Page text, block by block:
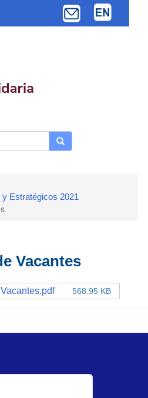
Buscar
Estratégicos 2021
Vacantes
568.95 KB